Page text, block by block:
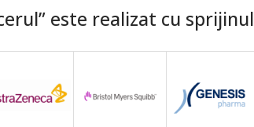
este realizat cu sprijinul